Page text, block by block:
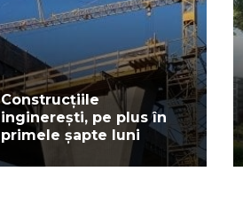
Construcțiile
inginerești, pe plus în
primele șapte luni